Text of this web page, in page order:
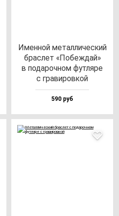
Имен­ной ме­тал­ли­чес­кий
брас­лет «Побеж­дай»
в по­да­роч­ном фут­ля­ре
с гра­ви­ров­кой
590 руб